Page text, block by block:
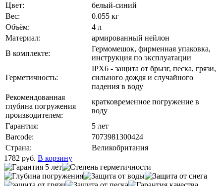
Цвет:
белый-синий
Вес:
0.055 кг
Объём:
4 л
Материал:
армированный нейлон
В комплекте:
Гермомешок, фирменная упаковка,
инструкция по эксплуатации
Герметичность:
IPX6 - защита от брызг, песка, грязи,
сильного дождя и случайного
падения в воду
Рекомендованная
глубина погружения
производителем:
кратковременное погружение в
воду
Гарантия:
5 лет
Barcode:
7073981300424
Страна:
Великобритания
1782 руб. В корзину